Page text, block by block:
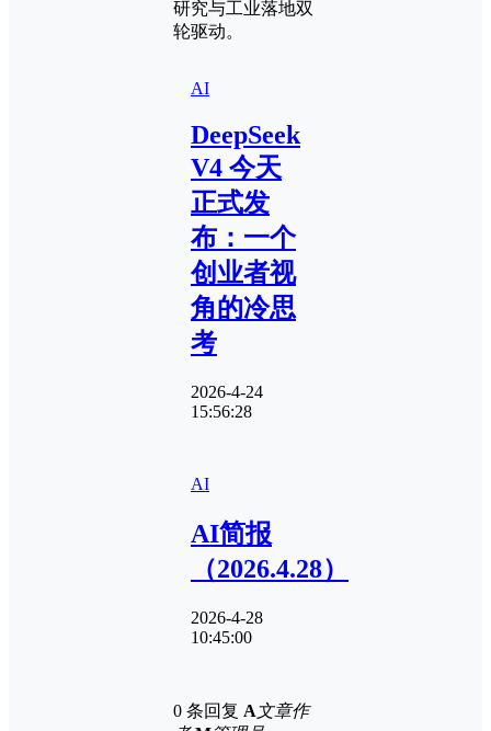
研究与工业落地双
轮驱动。
AI
DeepSeek
V4 今天
正式发
布：一个
创业者视
角的冷思
考
2026-4-24
15:56:28
AI
AI简报
（2026.4.28）
2026-4-28
10:45:00
0 条回复 A文章作